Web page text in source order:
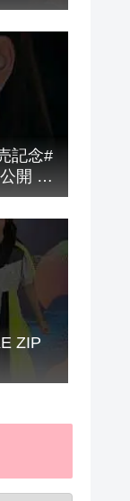
記念#
開 #
ZIP